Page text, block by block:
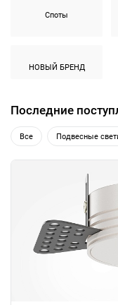
Споты
НОВЫЙ БРЕНД
Последние
Все Подвесные